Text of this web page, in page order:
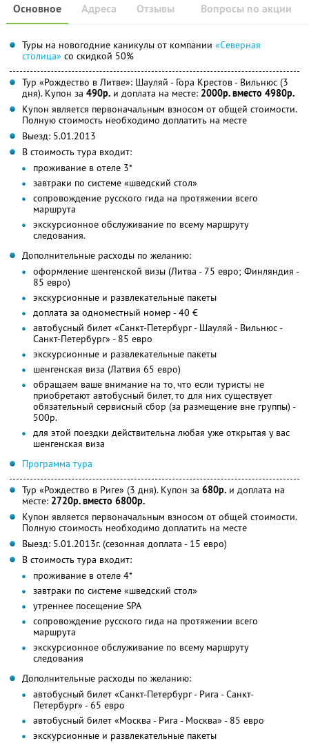
Основное Отзывы Вопросы по акции
Адреса
Туры на новогодние каникулы от компании «Северная
столица» со скидкой 50%
Тур «Рождество в Литве»: Шауляй - Гора Крестов - Вильнюс (3
дня). Купон за 490р. и доплата на месте: 2000р. вместо 4980р.
Купон является первоначальным взносом от общей стоимости.
Полную стоимость необходимо доплатить на месте
Выезд: 5.01.2013
В стоимость тура входит:
проживание в отеле 3*
завтраки по системе «шведский стол»
сопровождение русского гида на протяжении всего
маршрута
экскурсионное обслуживание по всему маршруту
следования.
Дополнительные расходы по желанию:
оформление шенгенской визы (Литва - 75 евро; Финляндия -
85 евро)
экскурсионные и развлекательные пакеты
доплата за одноместный номер - 40 €
автобусный билет «Санкт-Петербург - Шауляй - Вильнюс -
Санкт-Петербург» - 85 евро
экскурсионные и развлекательные пакеты
шенгенская виза (Латвия 65 евро)
обращаем ваше внимание на то, что если туристы не
приобретают автобусный билет, то для них существует
обязательный сервисный сбор (за размещение вне группы) -
500р.
для этой поездки действительна любая уже открытая у вас
шенгенская виза
Программа тура
Тур «Рождество в Риге» (3 дня). Купон за 680р. и доплата на
месте: 2720р. вместо 6800р.
Купон является первоначальным взносом от общей стоимости.
Полную стоимость необходимо доплатить на месте
Выезд: 5.01.2013г. (сезонная доплата - 15 евро)
В стоимость тура входит:
проживание в отеле 4*
завтраки по системе «шведский стол»
утреннее посещение SPA
сопровождение русского гида на протяжении всего
маршрута
экскурсионное обслуживание по всему маршруту
следования
Дополнительные расходы по желанию:
автобусный билет «Санкт-Петербург - Рига - Санкт-
Петербург» - 65 евро
автобусный билет «Москва - Рига - Москва» - 85 евро
экскурсионные и развлекательные пакеты